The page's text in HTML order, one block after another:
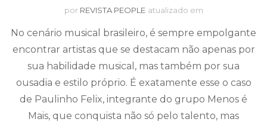
por REVISTA PEOPLE atualizado em
No cenário musical brasileiro, é sempre empolgante
encontrar artistas que se destacam não apenas por
sua habilidade musical, mas também por sua
ousadia e estilo próprio. É exatamente esse o caso
de Paulinho Felix, integrante do grupo Menos é
Mais, que conquista não só pelo talento, mas